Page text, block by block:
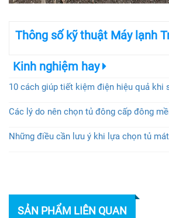
Thông số kỹ thuật Máy lạnh
Kinh nghiệm hay
10 cách giúp tiết kiệm điện hiệu quả khi
Các lý do nên chọn tủ đông cấp đông
Những điều cần lưu ý khi lựa chọn tủ mát
SẢN PHẨM LIÊN QUAN